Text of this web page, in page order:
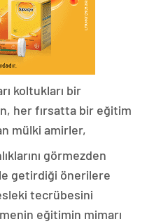
bir
her fırsatta bir eğitim
mülki amirler,
görmezden
getirdiği önerilere
tecrübesini
eğitimin mimarı